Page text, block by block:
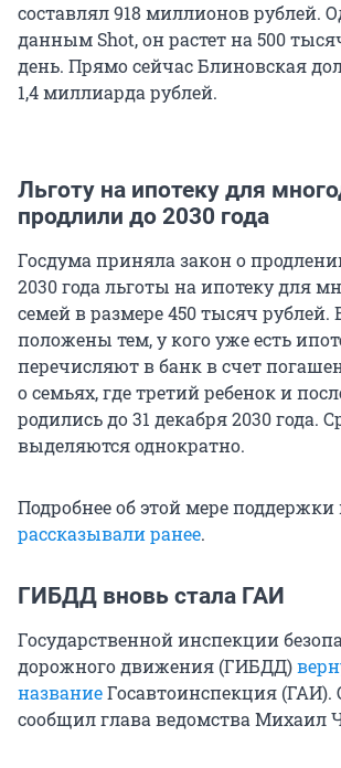
составлял 918 миллионов рублей.
данным Shot, он растет на 500
день. Прямо сейчас Блиновская
1,4 миллиарда рублей.
Льготу на ипотеку для
продлили до 2030 года
Госдума приняла закон о
2030 года льготы на ипотеку для
семей в размере 450 тысяч
положены тем, у кого уже есть
перечисляют в банк в счет
о семьях, где третий ребенок и
родились до 31 декабря 2030 года.
выделяются однократно.
Подробнее об этой мере
рассказывали ранее.
ГИБДД вновь стала ГАИ
Государственной инспекции
дорожного движения (ГИБДД)
названиеГосавтоинспекция (ГАИ).
сообщил глава ведомства Михаил